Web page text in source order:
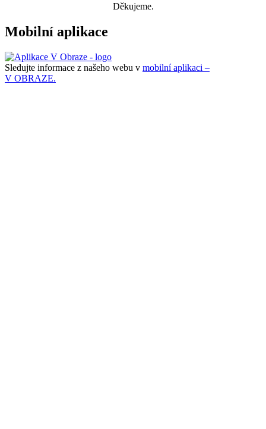
Děkujeme.
Mobilní aplikace
Sledujte informace z našeho webu v mobilní aplikaci –
V OBRAZE.